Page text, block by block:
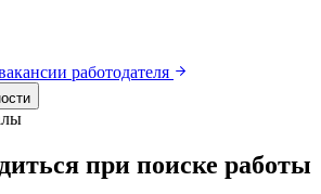
работодателя
при поиске работы